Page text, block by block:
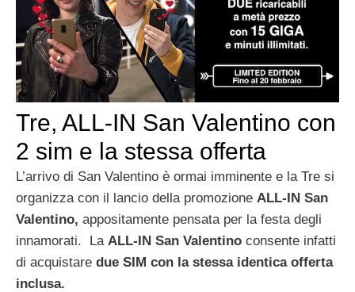
Tre, ALL-IN San Valentino con
2 sim e la stessa offerta
L’arrivo di San Valentino è ormai imminente e la Tre si
organizza con il lancio della promozione ALL-IN San
Valentino, appositamente pensata per la festa degli
innamorati. La ALL-IN San Valentino consente infatti
di acquistare due SIM con la stessa identica offerta
inclusa.